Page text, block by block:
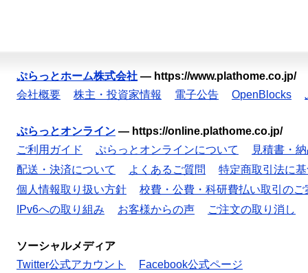
ぷらっとホーム株式会社 — https://www.plathome.co.jp/
会社概要
株主・投資家情報 電子公告 OpenBlocks
ぷらっとオンライン — https://online.plathome.co.jp/
ご利用ガイド
ぷらっとオンラインについて
見積書・
配送・決済について
よくあるご質問
特定商取引法に
個人情報取り扱い方針
校費・公費・科研費払い取引のご
IPv6への取り組み
お客様からの声 ご注文の取り消し
ソーシャルメディア
Twitter公式アカウント
Facebook公式ページ